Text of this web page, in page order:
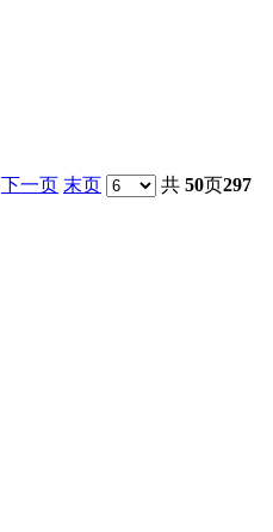
下一页 末页 共 50页297